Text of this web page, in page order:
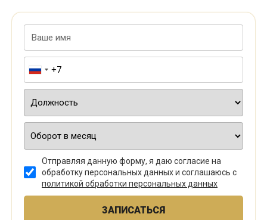
Отправляя данную форму, я даю согласие на
обработку персональных данных и соглашаюсь с
политикой обработки персональных данных
ЗАПИСАТЬСЯ